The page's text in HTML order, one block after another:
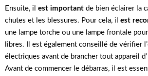
Ensuite, il est important de bien éclairer la
chutes et les blessures. Pour cela, il est
une lampe torche ou une lampe frontale
libres. Il est également conseillé de vérifier
électriques avant de brancher tout appareil
Avant de commencer le débarras, il est